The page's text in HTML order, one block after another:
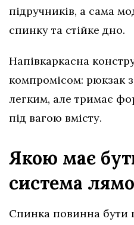
підручників, а сама
спинку та стійке дно.
Напівкаркасна
компромісом: рюкзак
легким, але тримає
під вагою вмісту.
Якою має
система
Спинка повинна бути